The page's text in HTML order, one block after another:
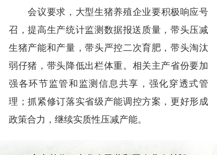
会议要求， 大型生猪养殖企业要积极响应号
召，提高生产统计监测数据报送质量，带头压减
生猪产能和产量 ，带头严控二次育肥，带头淘汰
弱仔猪 ， 带头降低出栏体重。相关主产省份要加
强各环节监管和监测信息共享， 强化穿透式管
理；抓紧修订落实省级产能调控方案，更好形成
政策合力，继续实质性压减产能。